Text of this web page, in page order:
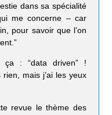
dans sa spécialité
me concerne – car
pour savoir que l’on
: “data driven” !
rien, mais j’ai les yeux
revue le thème des